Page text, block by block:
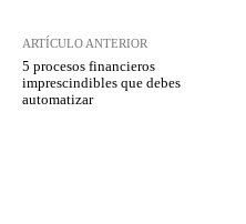
ARTÍCULO ANTERIOR
5 procesos financieros
imprescindibles que debes
automatizar